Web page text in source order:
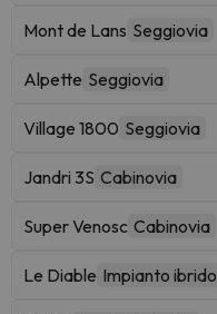
Mont de Lans Seggiovia
Alpette Seggiovia
Village 1800 Seggiovia
Jandri 3S Cabinovia
Super Venosc Cabinovia
Le Diable Impianto ibrido